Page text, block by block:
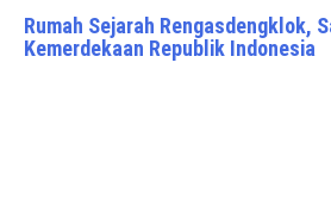
Rumah Sejarah Rengasdengklok,
Kemerdekaan Republik Indonesia